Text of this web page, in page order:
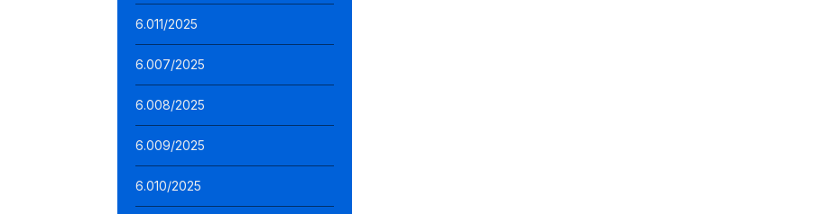
6.011/2025
6.007/2025
6.008/2025
6.009/2025
6.010/2025